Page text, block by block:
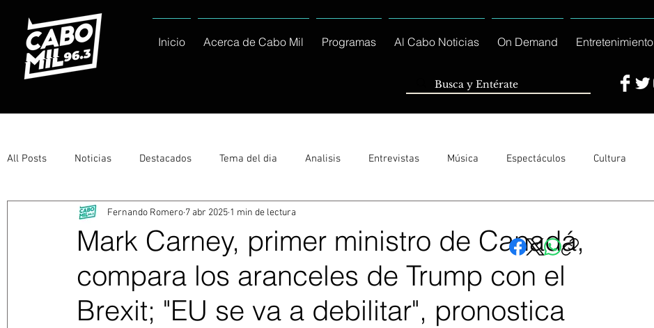
Inicio Acerca de Cabo Mil Programas Al Cabo Noticias On Demand Entretenimiento
All Posts Noticias Destacados Tema del dia Analisis Entrevistas Música Espectáculos Cultura
Entérate Deportes La buena del día
Ayuntamiento de Los Cabos Informa Nacionales e Internacionales Columnas Locales Los Cabos
Mark Carney, primer ministro de Canadá,
compara los aranceles de Trump con el
Brexit; "EU se va a debilitar", pronostica
Fernando Romero 7 abr 2025 1 min de lectura